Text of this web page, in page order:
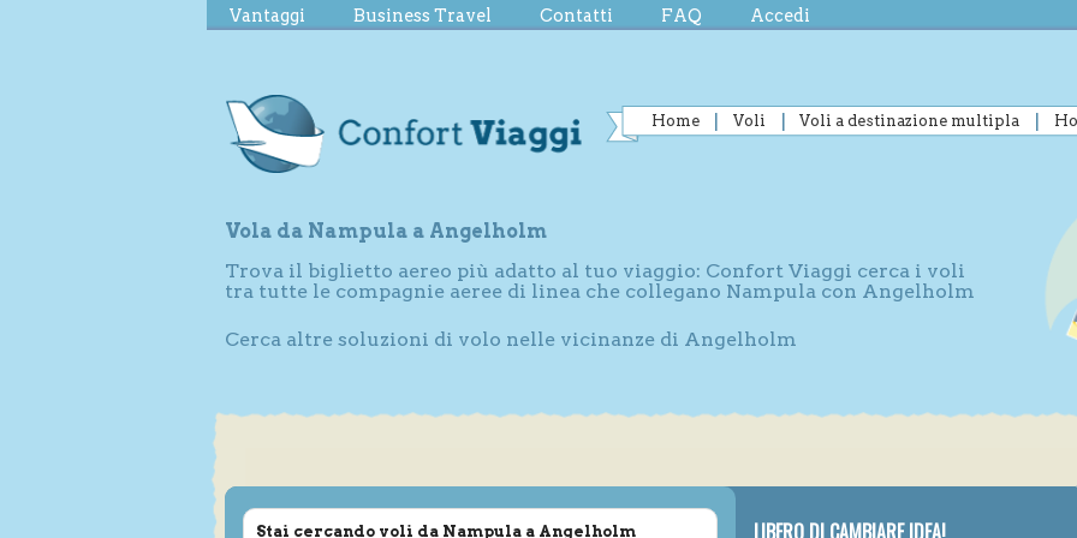
Vantaggi Business Travel Contatti FAQ Accedi
Home Voli Voli a destinazione multipla
Vola da Nampula a Angelholm
Trova il biglietto aereo più adatto al tuo viaggio: Confort Viaggi cerca i voli
tra tutte le compagnie aeree di linea che collegano Nampula con Angelholm
Cerca altre soluzioni di volo nelle vicinanze di Angelholm
Stai cercando voli da Nampula a Angelholm LIBERO DI CAMBIARE IDEA!